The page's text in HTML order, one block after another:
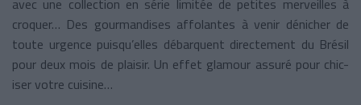
croquer… Des gourmandises affolantes à venir dénicher de
toute urgence puisqu’elles débarquent directement du Brésil
pour deux mois de plaisir. Un effet glamour assuré pour chic-
iser votre cuisine…